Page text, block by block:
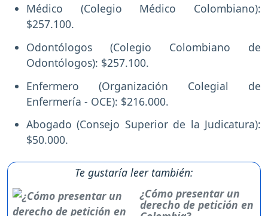
Médico (Colegio Médico Colombiano):
$257.100.
Odontólogos (Colegio Colombiano de
Odontólogos): $257.100.
Enfermero (Organización Colegial de
Enfermería - OCE): $216.000.
Abogado (Consejo Superior de la Judicatura):
$50.000.
Te gustaría leer también:
¿Cómo presentar un
derecho de petición en